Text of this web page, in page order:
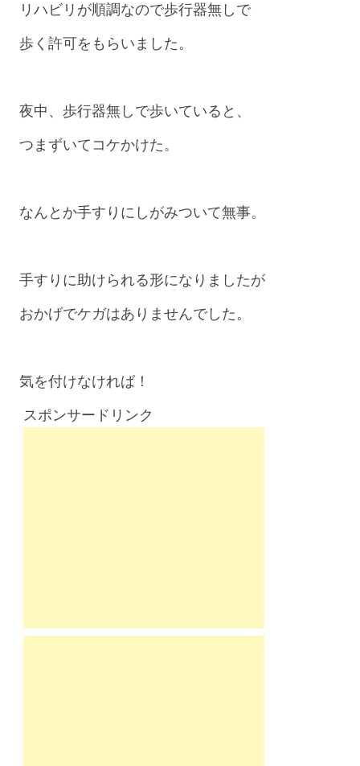
リハビリが順調なので歩行器無しで
歩く許可をもらいました。
夜中、歩行器無しで歩いていると、
つまずいてコケかけた。
なんとか手すりにしがみついて無事。
手すりに助けられる形になりましたが
おかげでケガはありませんでした。
気を付けなければ！
スポンサードリンク